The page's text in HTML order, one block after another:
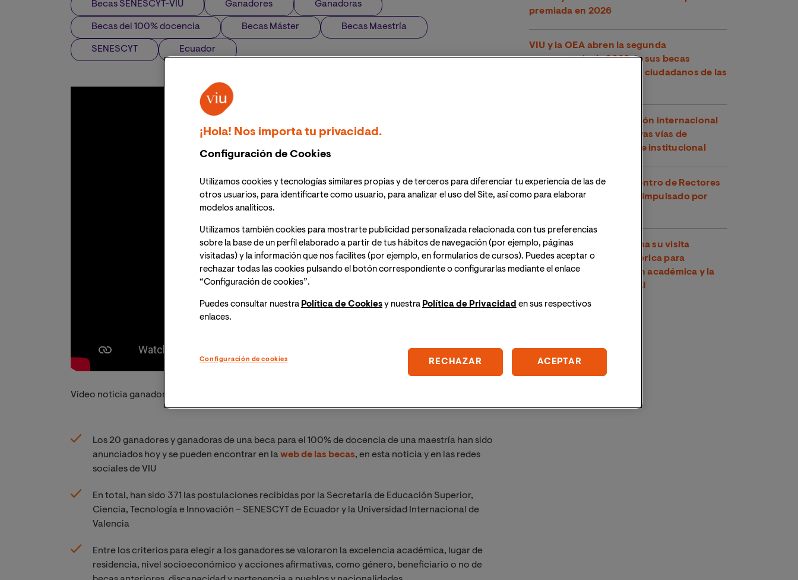
Becas SENESCYT-VIU Ganadores Ganadoras
Becas del 100% docencia Becas Máster Becas Maestría
SENESCYT Ecuador
Video noticia ganadores Becas SENESCYT-VIU
Los 20 ganadores y ganadoras de una beca para el 100% de docencia de una maestría han sido
anunciados hoy y se pueden encontrar en laweb de las becas, en esta noticia y en las redes
sociales de VIU
En total, han sido 371 las postulaciones recibidas por la Secretaría de Educación Superior,
Ciencia, Tecnología e Innovación – SENESCYT de Ecuador y la Universidad Internacional de
Valencia
Entre los criterios para elegir a los ganadores se valoraron la excelencia académica, lugar de
residencia, nivel socioeconómico y acciones afirmativas, como género, beneficiario o no de
premiada en 2026
VIU y la OEA abren la segunda
convocatoria de 2026 de sus becas
conjuntas, dirigidas a los ciudadanos de las
VIU refuerza su proyección internacional
en Perú explorando nuevas vías de
cooperación académica e institucional
VIU participa en el Encuentro de Rectores
y Rectoras Perú-España impulsado por
VIU continúa en Argentina su visita
institucional a Latinoamérica para
fortalecer la cooperación académica y la
proyección internacional
¡Hola! Nos importa tu privacidad.
Configuración de Cookies
Utilizamos cookies y tecnologías similares propias y de terceros para diferenciar tu experiencia de las de
otros usuarios, para identificarte como usuario, para analizar el uso del Site, así como para elaborar
modelos analíticos.
Utilizamos también cookies para mostrarte publicidad personalizada relacionada con tus preferencias
sobre la base de un perfil elaborado a partir de tus hábitos de navegación (por ejemplo, páginas
visitadas) y la información que nos facilites (por ejemplo, en formularios de cursos). Puedes aceptar o
rechazar todas las cookies pulsando el botón correspondiente o configurarlas mediante el enlace
“Configuración de cookies”.
Puedes consultar nuestra Política de Cookiesy nuestra Política de Privacidad en sus respectivos
enlaces.
Configuración de cookies RECHAZAR ACEPTAR